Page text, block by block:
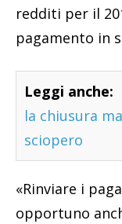
redditi per il
pagamento in
Leggi anche:
la chiusura
sciopero
«Rinviare i
opportuno